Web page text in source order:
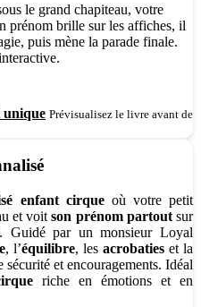
le grand chapiteau, votre
prénom brille sur les affiches, il
puis mène la parade finale.
unique Prévisualisez le livre avant de
enfant cirqueoù votre petit
et voitson prénom partoutsur
Guidé par un monsieur Loyal
, l’équilibre, les acrobaties et la
sécurité et encouragements. Idéal
riche en émotions et en